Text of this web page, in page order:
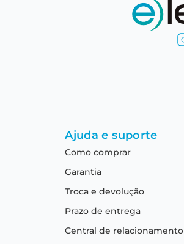
Ajuda e suporte
Como comprar
Garantia
Troca e devolução
Prazo de entrega
Central de relacionamento